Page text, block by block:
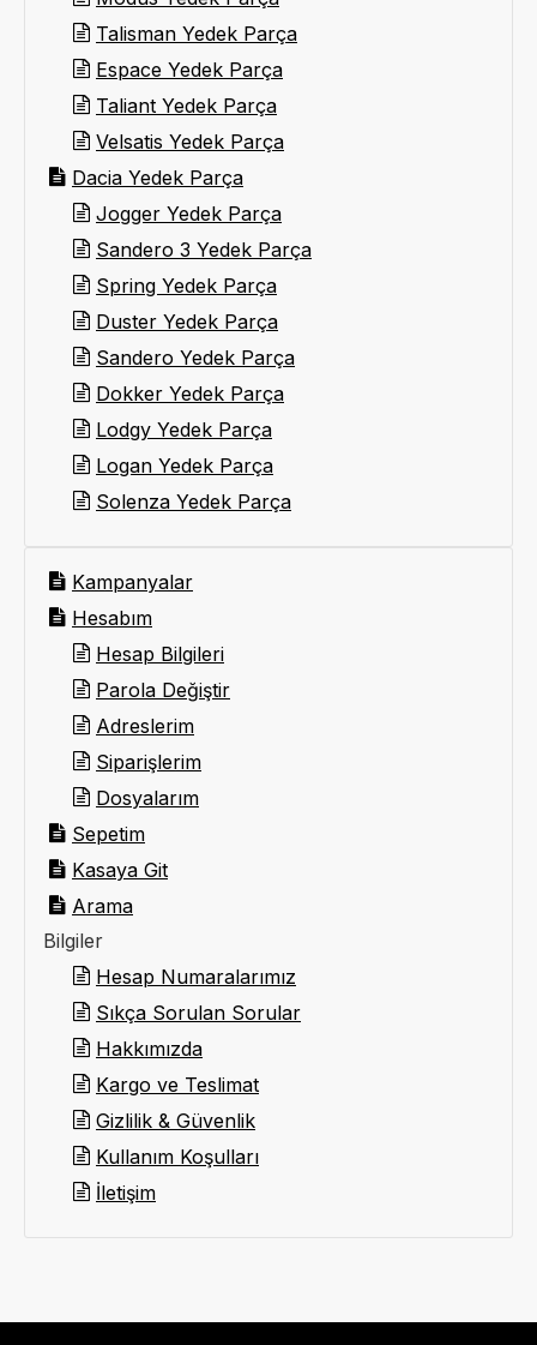
Talisman Yedek Parça
Espace Yedek Parça
Taliant Yedek Parça
Velsatis Yedek Parça
Dacia Yedek Parça
Jogger Yedek Parça
Sandero 3 Yedek Parça
Spring Yedek Parça
Duster Yedek Parça
Sandero Yedek Parça
Dokker Yedek Parça
Lodgy Yedek Parça
Logan Yedek Parça
Solenza Yedek Parça
Kampanyalar
Hesabım
Hesap Bilgileri
Parola Değiştir
Adreslerim
Siparişlerim
Dosyalarım
Sepetim
Kasaya Git
Arama
Bilgiler
Hesap Numaralarımız
Sıkça Sorulan Sorular
Hakkımızda
Kargo ve Teslimat
Gizlilik & Güvenlik
Kullanım Koşulları
İletişim